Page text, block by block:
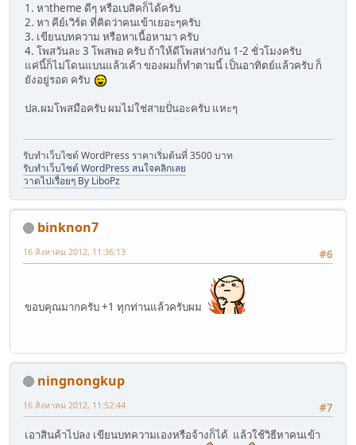
1. หาtheme ดีๆ หรือเบสิคก็ได้ครับ
2. หา คีย์เวิร์ด ที่คิดว่าคนเข้าเยอะๆครับ
3. เขียนบทความ หรือหาเนื้อหามา ครับ
4. โพสวันละ 3 โพสพอ ครับ ถ้าให้ดีโพสห่างกัน 1-2 ชั่วโมงครับ
แค่นี้ก็ไม่โดนแบนแล้วเค้า ของผมก็ทำตามนี้ เป็นอาทิตย์แล้วครับ ก็
ยังอยู่รอด ครับ
ปล.ผมโพสมือครับ ผมไม่ใช่สายปั่นอะครับ แหะๆ
รับทำเว็บไซต์ WordPress ราคาเริ่มต้นที่ 3500 บาท
รับทำเว็บไซต์ WordPress สนใจคลิกเลย
วาดไปเรื่อยๆ By LiboPz
binknon7
#6
16 สิงหาคม 2012, 11:36:13
ขอบคุณมากครับ +1 ทุกท่านแล้วครับผม
ningnongkup
#7
16 สิงหาคม 2012, 11:52:44
เอาสินค้าไปลง เขียนบทความเองหรือจ้างก็ได้ แล้วใช้วิธีหาคนเข้า